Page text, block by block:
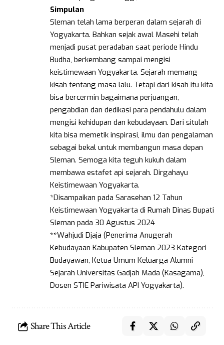
Simpulan
Sleman telah lama berperan dalam sejarah di
Yogyakarta. Bahkan sejak awal Masehi telah
menjadi pusat peradaban saat periode Hindu
Budha, berkembang sampai mengisi
keistimewaan Yogyakarta. Sejarah memang
kisah tentang masa lalu. Tetapi dari kisah itu kita
bisa bercermin bagaimana perjuangan,
pengabdian dan dedikasi para pendahulu dalam
mengisi kehidupan dan kebudayaan. Dari situlah
kita bisa memetik inspirasi, ilmu dan pengalaman
sebagai bekal untuk membangun masa depan
Sleman. Semoga kita teguh kukuh dalam
membawa estafet api sejarah. Dirgahayu
Keistimewaan Yogyakarta.
*Disampaikan pada Sarasehan 12 Tahun
Keistimewaan Yogyakarta di Rumah Dinas Bupati
Sleman pada 30 Agustus 2024
**Wahjudi Djaja (Penerima Anugerah
Kebudayaan Kabupaten Sleman 2023 Kategori
Budayawan, Ketua Umum Keluarga Alumni
Sejarah Universitas Gadjah Mada (Kasagama),
Dosen STIE Pariwisata API Yogyakarta).
Share This Article